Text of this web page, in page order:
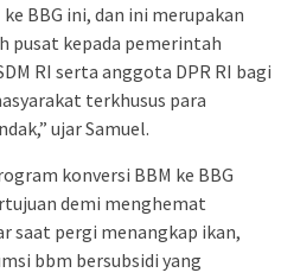
BBG ini, dan ini merupakan
pusat kepada pemerintah
RI serta anggota DPR RI bagi
terkhusus para
ujar Samuel.
konversi BBM ke BBG
demi menghemat
saat pergi menangkap ikan,
bbm bersubsidi yang